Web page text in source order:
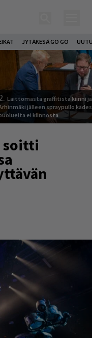
JYTÄKESÄ GO GO
Laittomasta graffitista kiinni
jälleen spraypullo
ei kiinnosta
soitti